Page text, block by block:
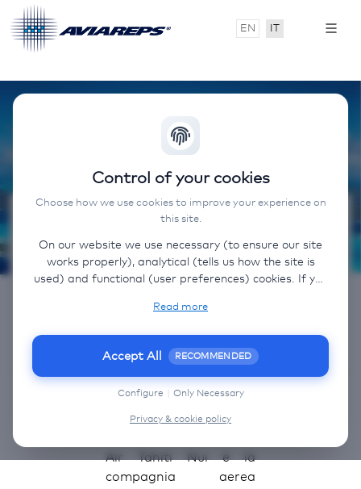
Control of your cookies
Choose how we use cookies to improve your experience on
this site.
On our website we use necessary (to ensure our site
works properly), analytical (tells us how the site is
used) and functional (user preferences) cookies. If you
(non-EU) countries. On our website, we provide links
their own cookies, privacy policy, and terms. For more
information on the cookies that we use, choose
“Configure” below.
Read more
Accept All RECOMMENDED
Configure Only Necessary
Privacy & cookie policy
EN IT
Contatti
Email: airtahitinui.italy@aviareps.com
Codice IATA: TN - 244
Air Tahiti Nui
Air Tahiti Nui è la
compagnia aerea